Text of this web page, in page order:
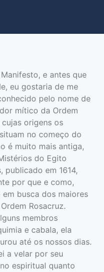
e antes que
eu gostaria de me
pelo nome de
mítico da Ordem
origens os
no começo do
é muito mais antiga,
do Egito
publicado em 1614,
por que e como,
busca dos maiores
Rosacruz.
membros
e cabala, ela
até os nossos dias.
a velar por seu
espiritual quanto